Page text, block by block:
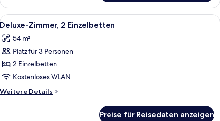
Zimmer,
1 King-
Bett
Alle
Fotos
für
Deluxe-
Zimmer,
2 Einzelbetten
anzeigen
Ein Badezimmer mit einem großen
1
Deluxe-Zimmer, 2 Einzelbetten
54 m²
Platz für 3 Personen
2 Einzelbetten
Kostenloses WLAN
Weitere Details
Weitere
Preise für Reisedaten anzeigen